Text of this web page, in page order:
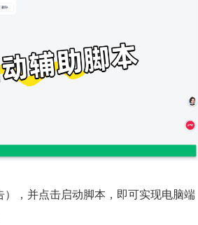
，并点击启动脚本，即可实现电脑端